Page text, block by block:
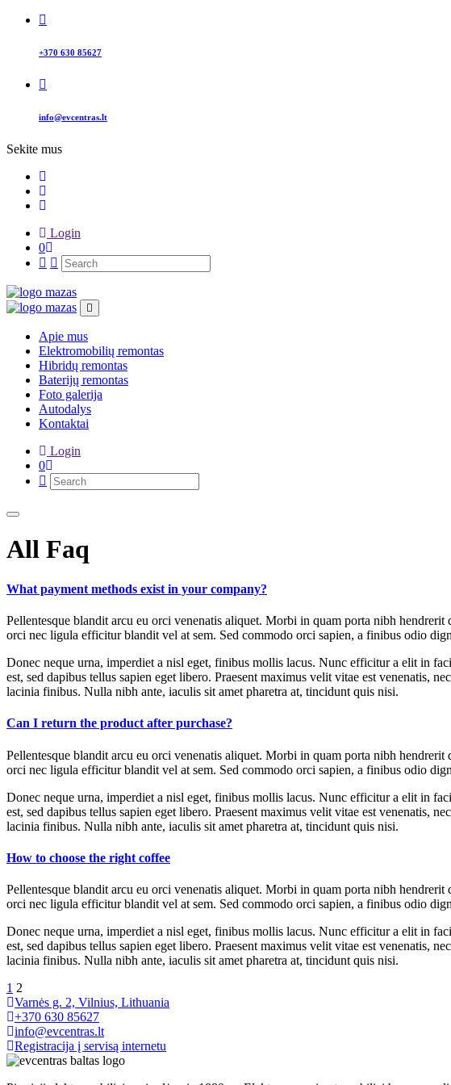
+370 630 85627
info@evcentras.lt
Sekite mus
Login
0
Apie mus
Elektromobilių remontas
Hibridų remontas
Baterijų remontas
Foto galerija
Autodalys
Kontaktai
Login
0
All Faq
What payment methods exist in your company?
Pellentesque blandit arcu eu orci venenatis aliquet. Morbi in quam porta nibh
orci nec ligula efficitur blandit vel at sem. Sed commodo orci sapien, a finibus odio
Donec neque urna, imperdiet a nisl eget, finibus mollis lacus. Nunc efficitur a elit in
est, sed dapibus tellus sapien eget libero. Praesent maximus velit vitae est venenatis,
lacinia finibus. Nulla nibh ante, iaculis sit amet pharetra at, tincidunt quis nisi.
Can I return the product after purchase?
Pellentesque blandit arcu eu orci venenatis aliquet. Morbi in quam porta nibh
orci nec ligula efficitur blandit vel at sem. Sed commodo orci sapien, a finibus odio
Donec neque urna, imperdiet a nisl eget, finibus mollis lacus. Nunc efficitur a elit in
est, sed dapibus tellus sapien eget libero. Praesent maximus velit vitae est venenatis,
lacinia finibus. Nulla nibh ante, iaculis sit amet pharetra at, tincidunt quis nisi.
How to choose the right coffee
Pellentesque blandit arcu eu orci venenatis aliquet. Morbi in quam porta nibh
orci nec ligula efficitur blandit vel at sem. Sed commodo orci sapien, a finibus odio
Donec neque urna, imperdiet a nisl eget, finibus mollis lacus. Nunc efficitur a elit in
est, sed dapibus tellus sapien eget libero. Praesent maximus velit vitae est venenatis,
lacinia finibus. Nulla nibh ante, iaculis sit amet pharetra at, tincidunt quis nisi.
Posts
navigation
1 2
Varnės g. 2, Vilnius, Lithuania
+370 630 85627
info@evcentras.lt
Registracija į servisą internetu